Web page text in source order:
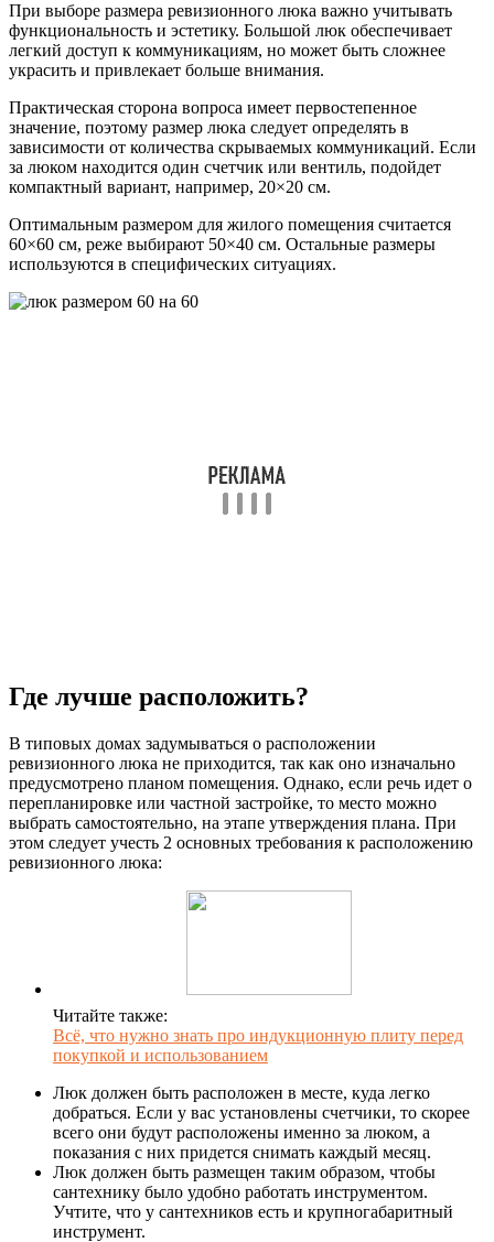
При выборе размера ревизионного люка важно учитывать
функциональность и эстетику. Большой люк обеспечивает
легкий доступ к коммуникациям, но может быть сложнее
украсить и привлекает больше внимания.
Практическая сторона вопроса имеет первостепенное
значение, поэтому размер люка следует определять в
зависимости от количества скрываемых коммуникаций. Если
за люком находится один счетчик или вентиль, подойдет
компактный вариант, например, 20×20 см.
Оптимальным размером для жилого помещения считается
60×60 см, реже выбирают 50×40 см. Остальные размеры
используются в специфических ситуациях.
Где лучше расположить?
В типовых домах задумываться о расположении
ревизионного люка не приходится, так как оно изначально
предусмотрено планом помещения. Однако, если речь идет о
перепланировке или частной застройке, то место можно
выбрать самостоятельно, на этапе утверждения плана. При
этом следует учесть 2 основных требования к расположению
ревизионного люка:
Читайте также:
Всё, что нужно знать про индукционную плиту перед
покупкой и использованием
Люк должен быть расположен в месте, куда легко
добраться. Если у вас установлены счетчики, то скорее
всего они будут расположены именно за люком, а
показания с них придется снимать каждый месяц.
Люк должен быть размещен таким образом, чтобы
сантехнику было удобно работать инструментом.
Учтите, что у сантехников есть и крупногабаритный
инструмент.